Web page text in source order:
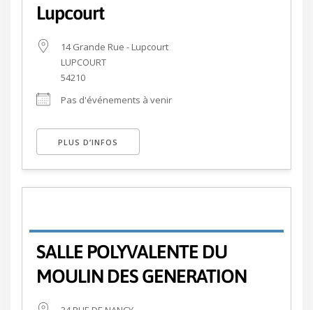
Lupcourt
14 Grande Rue - Lupcourt
LUPCOURT
54210
Pas d'événements à venir
PLUS D’INFOS
SALLE POLYVALENTE DU
MOULIN DES GENERATION